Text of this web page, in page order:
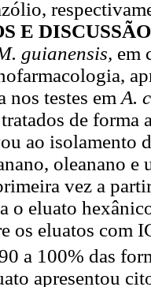
E
guianensis, em
nos testes em A.
de
ao isolamento
oleanano e
vez a
o eluato
os eluatos com
a 100% das
apresentou